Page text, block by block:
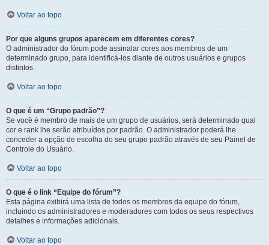
Voltar ao topo
Por que alguns grupos aparecem em diferentes cores?
O administrador do fórum pode assinalar cores aos membros de um
determinado grupo, para identificá-los diante de outros usuários e grupos
distintos.
Voltar ao topo
O que é um “Grupo padrão”?
Se você é membro de mais de um grupo de usuários, será determinado qual
cor e rank lhe serão atribuídos por padrão. O administrador poderá lhe
conceder a opção de escolha do seu grupo padrão através de seu Painel de
Controle do Usuário.
Voltar ao topo
O que é o link “Equipe do fórum”?
Esta página exibirá uma lista de todos os membros da equipe do fórum,
incluindo os administradores e moderadores com todos os seus respectivos
detalhes e informações adicionais.
Voltar ao topo